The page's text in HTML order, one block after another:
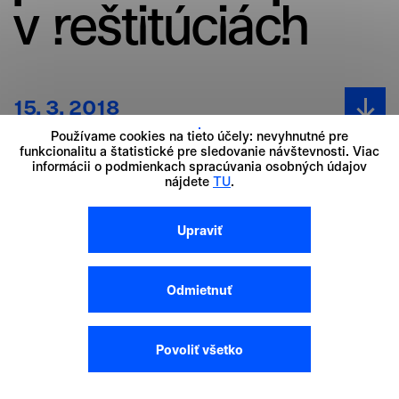
v reštitúciách
15. 3. 2018
Používame cookies na tieto účely: nevyhnutné pre
funkcionalitu a štatistické pre sledovanie návštevnosti. Viac
informácii o podmienkach spracúvania osobných údajov
nájdete TU.
Upraviť
Odmietnuť
Povoliť všetko
pomôžete nám tak naše stránky a služby
zlepšovať. Svoj súhlas s používaním cookie na
zmeniť alebo odvolať kliknutím na tlačidlo Cookies
Jednotlivé súhlasy
Nevyhnutné cookies
Nevyhnutné súbory cookie pomáhajú urobiť